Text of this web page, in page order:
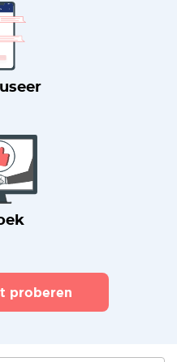
proberen